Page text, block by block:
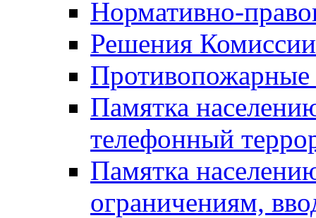
Нормативно-
Решения
Противопожарные
Памятка
телефонный
Памятка
ограничениям,